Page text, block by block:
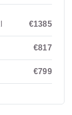
€1385
€817
€799